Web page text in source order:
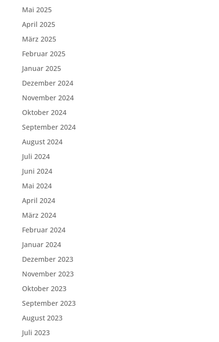
Mai 2025
April 2025
März 2025
Februar 2025
Januar 2025
Dezember 2024
November 2024
Oktober 2024
September 2024
August 2024
Juli 2024
Juni 2024
Mai 2024
April 2024
März 2024
Februar 2024
Januar 2024
Dezember 2023
November 2023
Oktober 2023
September 2023
August 2023
Juli 2023